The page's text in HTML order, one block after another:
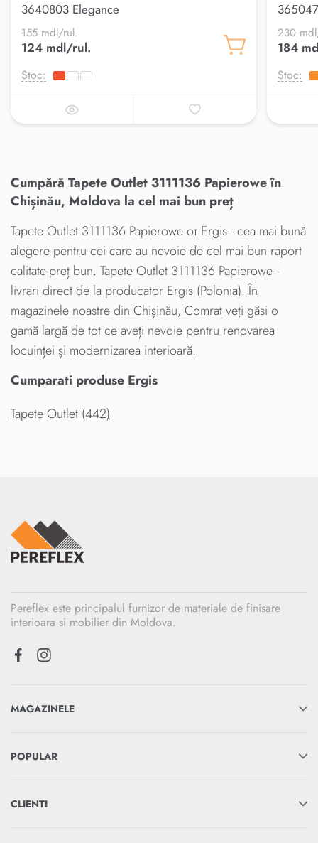
3640803 Elegance
155 mdl/rul.
124 mdl/rul.
Stoc:
230
184
Stoc:
Cumpără Tapete Outlet 3111136 Papierowe în
Chișinău, Moldova la cel mai bun preț
Tapete Outlet 3111136 Papierowe от Ergis - cea mai bună
alegere pentru cei care au nevoie de cel mai bun raport
calitate-preț bun. Tapete Outlet 3111136 Papierowe -
livrari direct de la producator Ergis (Polonia).În
magazinele noastre din Chișinău, Comratveți găsi o
gamă largă de tot ce aveți nevoie pentru renovarea
locuinței și modernizarea interioară.
Cumparati produse Ergis
Tapete Outlet (442)
Pereflex este principalul furnizor de materiale de finisare
interioara si mobilier din Moldova.
MAGAZINELE
POPULAR
CLIENTI